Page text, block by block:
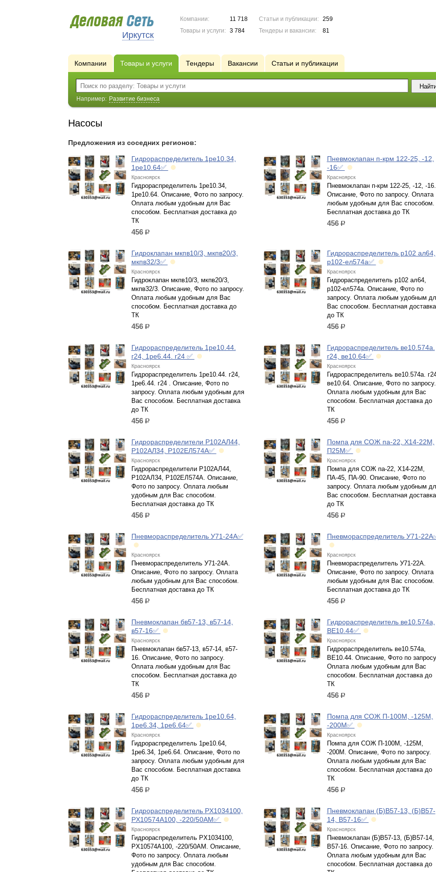
Иркутск
Компании:
11 718
Товары и услуги:
3 784
Статьи и публикации:
259
Тендеры и вакансии:
81
Компании Товары и услуги Тендеры Вакансии Статьи и публикации
Например: Развитие бизнеса
Насосы
Предложения из соседних регионов:
Гидрораспределитель 1ре10.34,
1ре10.64✅
Красноярск
Гидрораспределитель 1ре10.34,
1ре10.64. Описание, Фото по запросу.
Оплата любым удобным для Вас
способом. Бесплатная доставка до
ТК
456 р.
Пневмоклапан п-крм 122-25, -12,
-16✅
Красноярск
Пневмоклапан п-крм 122-25, -12, -16.
Описание, Фото по запросу. Оплата
любым удобным для Вас способом.
Бесплатная доставка до ТК
456 р.
Гидроклапан мкпв10/3, мкпв20/3,
мкпв32/3✅
Красноярск
Гидроклапан мкпв10/3, мкпв20/3,
мкпв32/3. Описание, Фото по запросу.
Оплата любым удобным для Вас
способом. Бесплатная доставка до
ТК
456 р.
Гидрораспределитель р102 ал64,
р102-ел574а✅
Красноярск
Гидрораспределитель р102 ал64,
р102-ел574а. Описание, Фото по
запросу. Оплата любым удобным
Вас способом. Бесплатная доставка
до ТК
456 р.
Гидрораспределитель 1ре10.44.
г24, 1ре6.44. г24 ✅
Красноярск
Гидрораспределитель 1ре10.44. г24,
1ре6.44. г24 . Описание, Фото по
запросу. Оплата любым удобным для
Вас способом. Бесплатная доставка
до ТК
456 р.
Гидрораспределитель ве10.574а.
г24, ве10.64✅
Красноярск
Гидрораспределитель ве10.574а.
ве10.64. Описание, Фото по запросу.
Оплата любым удобным для Вас
способом. Бесплатная доставка до
ТК
456 р.
Гидрораспределители Р102АЛ44,
Р102АЛ34, Р102ЕЛ574А✅
Красноярск
Гидрораспределители Р102АЛ44,
Р102АЛ34, Р102ЕЛ574А. Описание,
Фото по запросу. Оплата любым
удобным для Вас способом.
Бесплатная доставка до ТК
456 р.
Помпа для СОЖ па-22, Х14-22М,
П25М✅
Красноярск
Помпа для СОЖ па-22, Х14-22М,
ПА-45, ПА-90. Описание, Фото по
запросу. Оплата любым удобным
Вас способом. Бесплатная доставка
до ТК
456 р.
Пневмораспределитель У71-24А✅
Красноярск
Пневмораспределитель У71-24А.
Описание, Фото по запросу. Оплата
любым удобным для Вас способом.
Бесплатная доставка до ТК
456 р.
Пневмораспределитель У71-
Красноярск
Пневмораспределитель У71-22А.
Описание, Фото по запросу. Оплата
любым удобным для Вас способом.
Бесплатная доставка до ТК
456 р.
Пневмоклапан бв57-13, в57-14,
в57-16✅
Красноярск
Пневмоклапан бв57-13, в57-14, в57-
16. Описание, Фото по запросу.
Оплата любым удобным для Вас
способом. Бесплатная доставка до
ТК
456 р.
Гидрораспределитель ве10.574а,
ВЕ10.44✅
Красноярск
Гидрораспределитель ве10.574а,
ВЕ10.44. Описание, Фото по
Оплата любым удобным для Вас
способом. Бесплатная доставка до
ТК
456 р.
Гидрораспределитель 1ре10.64,
1ре6.34, 1ре6.64✅
Красноярск
Гидрораспределитель 1ре10.64,
1ре6.34, 1ре6.64. Описание, Фото по
запросу. Оплата любым удобным для
Вас способом. Бесплатная доставка
до ТК
456 р.
Помпа для СОЖ П-100М, -125М,
-200М✅
Красноярск
Помпа для СОЖ П-100М, -125М,
-200М. Описание, Фото по запросу.
Оплата любым удобным для Вас
способом. Бесплатная доставка до
ТК
456 р.
Гидрораспределитель PX1034100,
PX10574A100, -220/50AM✅
Красноярск
Гидрораспределитель PX1034100,
PX10574A100, -220/50AM. Описание,
Фото по запросу. Оплата любым
удобным для Вас способом.
Пневмоклапан (Б)В57-13, (Б)В57-
14, В57-16✅
Красноярск
Пневмоклапан (Б)В57-13, (Б)В57-14,
В57-16. Описание, Фото по запросу.
Оплата любым удобным для Вас
способом. Бесплатная доставка до